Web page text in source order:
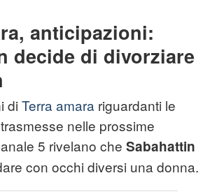
anticipazioni:
decide di divorziare
di Terra amara riguardanti le
nelle prossime
5 rivelano che Sabahattin
con occhi diversi una donna.